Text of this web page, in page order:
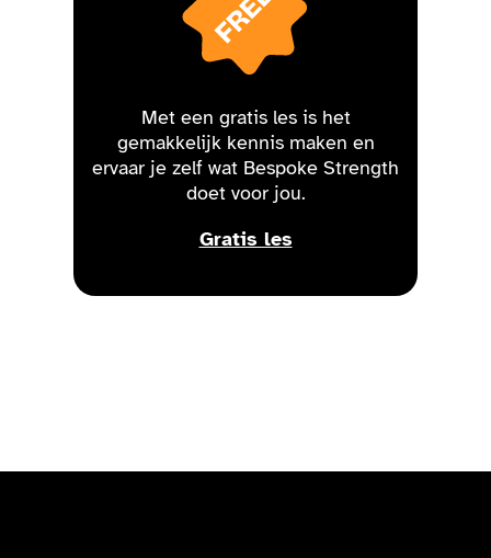
Met een gratis les is het
gemakkelijk kennis maken en
ervaar je zelf wat Bespoke Strength
doet voor jou.
Gratis les